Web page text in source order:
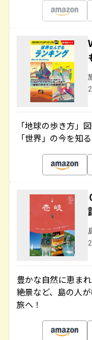
「地球の歩き方」
「世界」の今を知
豊かな自然に恵ま
絶景など、島の人
旅へ！